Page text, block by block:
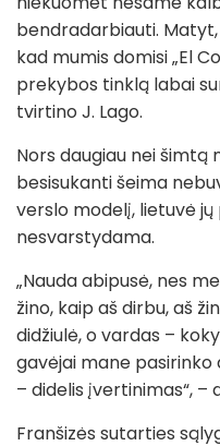
bendradarbiauti.
kad mumis domisi „El
prekybos tinklą labai
tvirtino J. Lago.
Nors daugiau nei šimtą
besisukanti šeima
verslo modelį, lietuvė
nesvarstydama.
„Nauda abipusė, nes
žino, kaip aš dirbu, aš
didžiulė, o vardas –
gavėjai mane pasirinko
– didelis įvertinimas“, –
Franšizės sutarties